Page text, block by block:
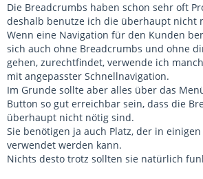
Die Breadcrumbs haben schon sehr oft
deshalb benutze ich die überhaupt nicht
Wenn eine Navigation für den Kunden
sich auch ohne Breadcrumbs und ohne
gehen, zurechtfindet, verwende ich
mit angepasster Schnellnavigation.
Im Grunde sollte aber alles über das
Button so gut erreichbar sein, dass die
überhaupt nicht nötig sind.
Sie benötigen ja auch Platz, der in
verwendet werden kann.
Nichts desto trotz sollten sie natürlich